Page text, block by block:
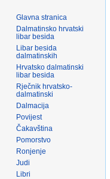
Glavna stranica
Dalmatinsko hrvatski
libar besida
Libar besida
dalmatinskih
Hrvatsko dalmatinski
libar besida
Rječnik hrvatsko-
dalmatinski
Dalmacija
Povijest
Čakavština
Pomorstvo
Ronjenje
Judi
Libri